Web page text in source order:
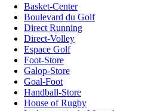
Basket-Center
Boulevard du Golf
Direct Running
Direct-Volley
Espace Golf
Foot-Store
Galop-Store
Goal-Foot
Handball-Store
House of Rugby